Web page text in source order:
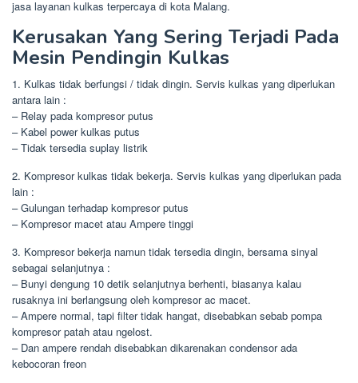
jasa layanan kulkas terpercaya di kota Malang.
Kerusakan Yang Sering Terjadi Pada
Mesin Pendingin Kulkas
1. Kulkas tidak berfungsi / tidak dingin. Servis kulkas yang diperlukan
antara lain :
– Relay pada kompresor putus
– Kabel power kulkas putus
– Tidak tersedia suplay listrik
2. Kompresor kulkas tidak bekerja. Servis kulkas yang diperlukan pada
lain :
– Gulungan terhadap kompresor putus
– Kompresor macet atau Ampere tinggi
3. Kompresor bekerja namun tidak tersedia dingin, bersama sinyal
sebagai selanjutnya :
– Bunyi dengung 10 detik selanjutnya berhenti, biasanya kalau
rusaknya ini berlangsung oleh kompresor ac macet.
– Ampere normal, tapi filter tidak hangat, disebabkan sebab pompa
kompresor patah atau ngelost.
– Dan ampere rendah disebabkan dikarenakan condensor ada
kebocoran freon